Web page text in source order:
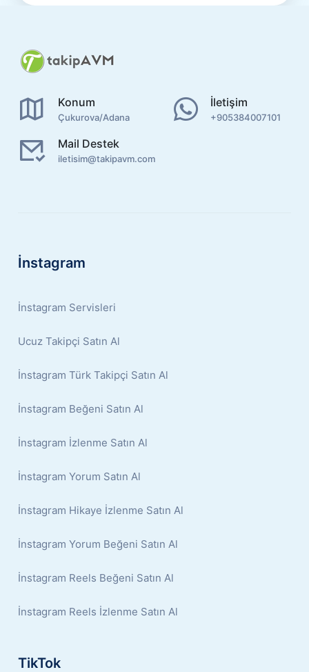
Konum
Çukurova/Adana
İletişim
+905384007101
Mail Destek
iletisim@takipavm.com
İnstagram
İnstagram Servisleri
Ucuz Takipçi Satın Al
İnstagram Türk Takipçi Satın Al
İnstagram Beğeni Satın Al
İnstagram İzlenme Satın Al
İnstagram Yorum Satın Al
İnstagram Hikaye İzlenme Satın Al
İnstagram Yorum Beğeni Satın Al
İnstagram Reels Beğeni Satın Al
İnstagram Reels İzlenme Satın Al
TikTok